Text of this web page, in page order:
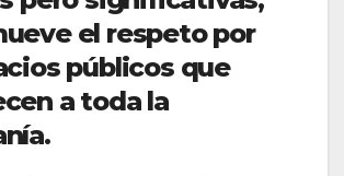
el respeto por
públicos que
a toda la